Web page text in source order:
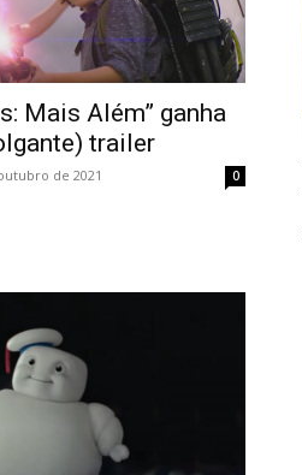
Mais Além” ganha
trailer
de 2021 0